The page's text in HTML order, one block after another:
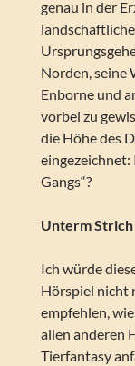
genau in der
Norden, seine
Enborne und
vorbei zu
die Höhe des
eingezeichnet:
Gangs“?
Unterm Strich
Ich würde
Hörspiel nicht
empfehlen,
allen anderen
Tierfantasy